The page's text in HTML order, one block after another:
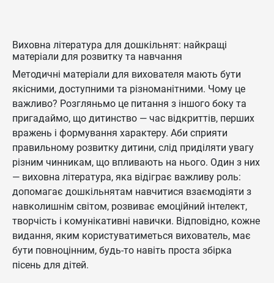
Виховна література для дошкільнят: найкращі
матеріали для розвитку та навчання
Методичні матеріали для вихователя мають бути
якісними, доступними та різноманітними. Чому це
важливо? Розгляньмо це питання з іншого боку та
пригадаймо, що дитинство — час відкриттів, перших
вражень і формування характеру. Аби сприяти
правильному розвитку дитини, слід приділяти увагу
різним чинникам, що впливають на нього. Один з них
— виховна література, яка відіграє важливу роль:
допомагає дошкільнятам навчитися взаємодіяти з
навколишнім світом, розвиває емоційний інтелект,
творчість і комунікативні навички. Відповідно, кожне
видання, яким користуватиметься вихователь, має
бути повноцінним, будь-то навіть проста збірка
пісень для дітей.